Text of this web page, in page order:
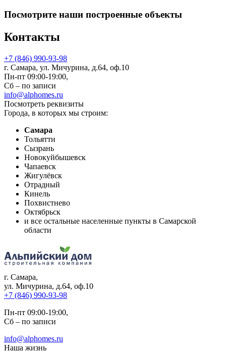
Посмотрите наши построенные объекты
Контакты
+7 (846) 990-93-98
г. Самара, ул. Мичурина, д.64, оф.10
Пн-пт 09:00-19:00,
Сб – по записи
info@alphomes.ru
Посмотреть реквизиты
Города, в которых мы строим:
Самара
Тольятти
Сызрань
Новокуйбышевск
Чапаевск
Жигулёвск
Отрадный
Кинель
Похвистнево
Октябрьск
и все остальные населенные пункты в Самарской
области
г. Самара,
ул. Мичурина, д.64, оф.10
+7 (846) 990-93-98
Пн-пт 09:00-19:00,
Сб – по записи
info@alphomes.ru
Наша жизнь